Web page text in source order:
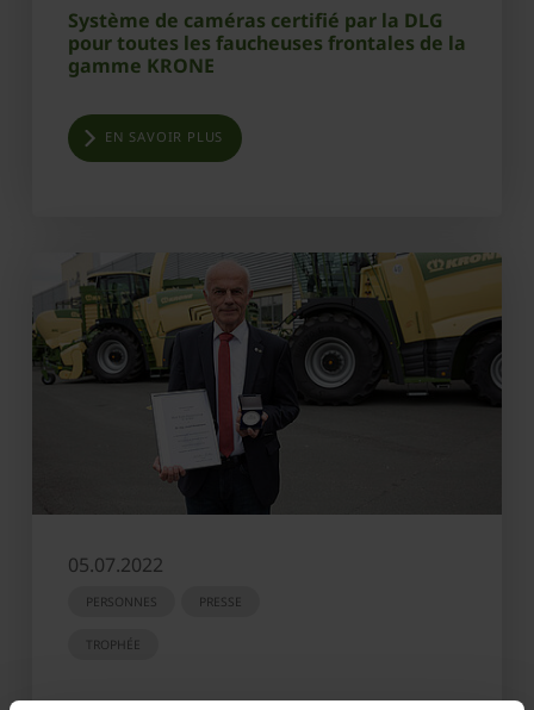
Système de caméras certifié par la DLG
pour toutes les faucheuses frontales de la
gamme KRONE
EN SAVOIR PLUS
05.07.2022
PERSONNES PRESSE
TROPHÉE